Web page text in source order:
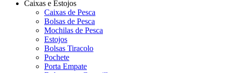
Caixas e Estojos
Caixas de Pesca
Bolsas de Pesca
Mochilas de Pesca
Estojos
Bolsas Tiracolo
Pochete
Porta Empate